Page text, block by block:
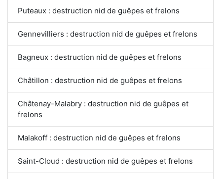
Puteaux : destruction nid de guêpes et frelons
Gennevilliers : destruction nid de guêpes et frelons
Bagneux : destruction nid de guêpes et frelons
Châtillon : destruction nid de guêpes et frelons
Châtenay-Malabry : destruction nid de guêpes et
frelons
Malakoff : destruction nid de guêpes et frelons
Saint-Cloud : destruction nid de guêpes et frelons